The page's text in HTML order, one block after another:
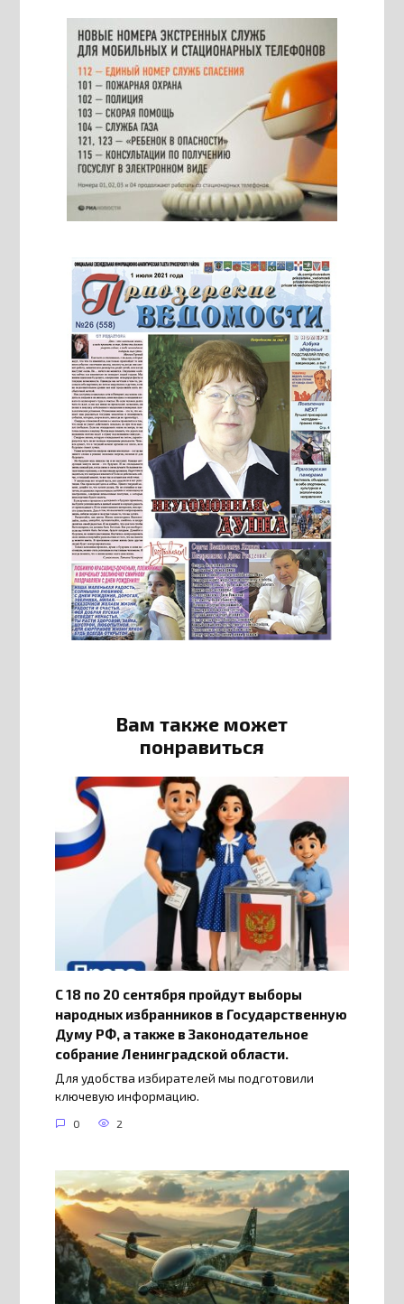
Вам также может
понравиться
С 18 по 20 сентября пройдут выборы
народных избранников в Государственную
Думу РФ, а также в Законодательное
собрание Ленинградской области.
Для удобства избирателей мы подготовили
ключевую информацию.
0 2